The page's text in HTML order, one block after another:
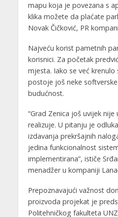
mapu koja je povezana s
klika možete da plaćate
Novak Čičković, PR
Najveću korist pametnih
korisnici. Za početak
mjesta. Iako se već
postoje još neke
budućnost.
“Grad Zenica još uvijek
realizuje. U pitanju je
izdavanja prekršajnih
jedina funkcionalnost
implementirana”, ističe
menadžer u kompaniji
Prepoznavajući važnost
proizvoda projekat je
Politehničkog fakulteta